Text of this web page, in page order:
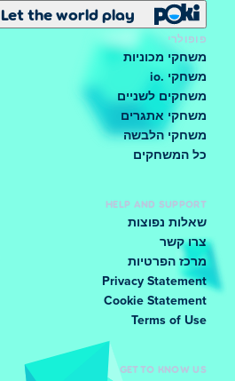
Let the world play
פופולרי
משחקי מכוניות
משחקי .io
משחקים לשניים
משחקי אתגרים
משחקי הלבשה
כל המשחקים
HELP AND SUPPORT
שאלות נפוצות
צרו קשר
מרכז הפרטיות
Privacy Statement
Cookie Statement
Terms of Use
GET TO KNOW US